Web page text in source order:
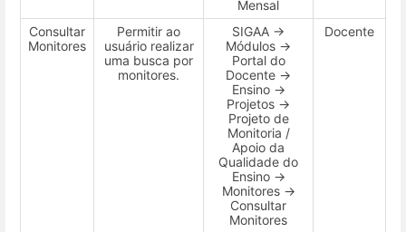
Mensal
Consultar
Monitores
Permitir ao
usuário realizar
uma busca por
monitores.
SIGAA →
Módulos →
Portal do
Docente →
Ensino →
Projetos →
Projeto de
Monitoria /
Apoio da
Qualidade do
Ensino →
Monitores →
Consultar
Monitores
Docente